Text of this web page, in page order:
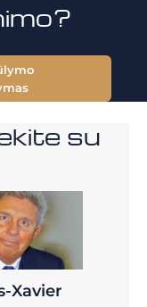
su
Xavier